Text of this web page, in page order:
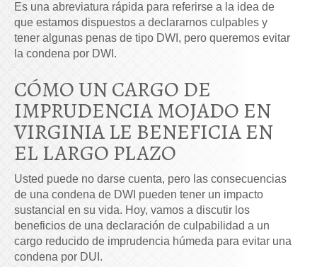
Es una abreviatura rápida para referirse a la idea de
que estamos dispuestos a declararnos culpables y
tener algunas penas de tipo DWI, pero queremos evitar
la condena por DWI.
CÓMO UN CARGO DE
IMPRUDENCIA MOJADO EN
VIRGINIA LE BENEFICIA EN
EL LARGO PLAZO
Usted puede no darse cuenta, pero las consecuencias
de una condena de DWI pueden tener un impacto
sustancial en su vida. Hoy, vamos a discutir los
beneficios de una declaración de culpabilidad a un
cargo reducido de imprudencia húmeda para evitar una
condena por DUI.